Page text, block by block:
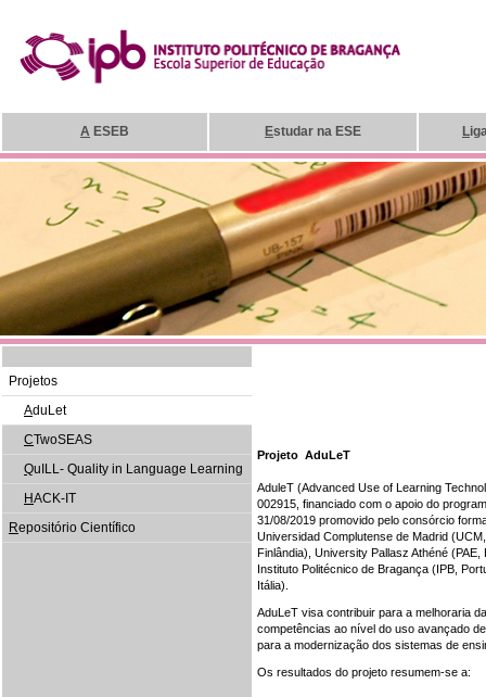
A ESEB Estudar na ESE L
Projetos
AduLet
CTwoSEAS
QuILL- Quality in Language Learning
HACK-IT
Repositório Científico
Projeto AduLeT
AduleT (Advanced Use of Learning
002915, financiado com o apoio do
31/08/2019 promovido pelo consórcio
Universidad Complutense de Madrid
Finlândia), University Pallasz Athéné
Instituto Politécnico de Bragança (IPB,
Itália).
AduLeT visa contribuir para a melhoraria
competências ao nível do uso avançado
para a modernização dos sistemas de
Os resultados do projeto resumem-se a: